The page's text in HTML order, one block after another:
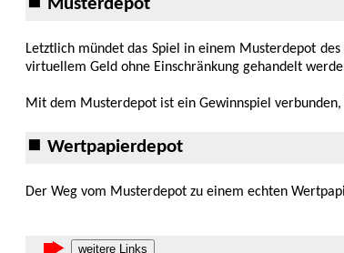
⏹ Musterdepot
Letztlich mündet das Spiel in einem Muster­depot
virtuellem Geld ohne Einschrän­kung gehandelt
Mit dem Musterdepot ist ein Gewinn­spiel
⏹ Wertpapierdepot
Der Weg vom Musterdepot zu einem echten
weitere Links